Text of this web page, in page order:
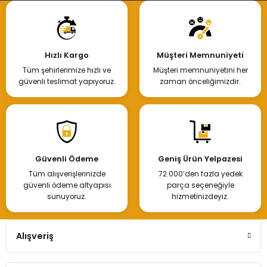
Hızlı Kargo
Tüm şehirlerimize hızlı ve
güvenli teslimat yapıyoruz.
Müşteri Memnuniyeti
Müşteri memnuniyetini her
zaman önceliğimizdir.
Güvenli Ödeme
Tüm alışverişlerinizde
güvenli ödeme altyapısı
sunuyoruz.
Geniş Ürün Yelpazesi
72.000’den fazla yedek
parça seçeneğiyle
hizmetinizdeyiz.
Alışveriş